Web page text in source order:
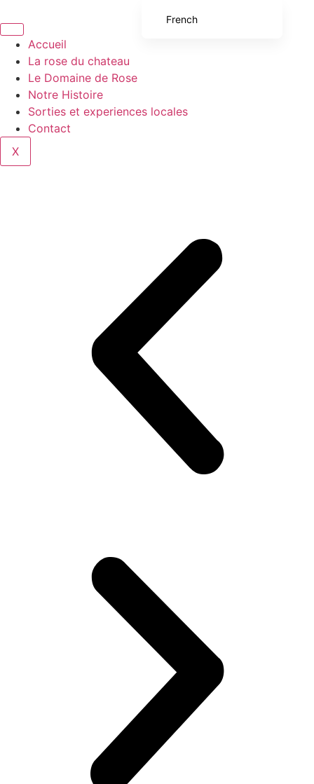
Accueil
La rose du chateau
Le Domaine de Rose
Notre Histoire
Sorties et experiences locales
Contact
X
French
Italian